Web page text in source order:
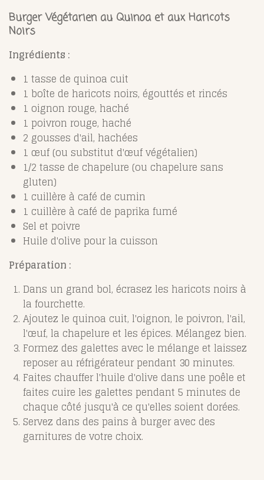
Burger Végétarien au Quinoa et aux Haricots
Noirs
Ingrédients :
1 tasse de quinoa cuit
1 boîte de haricots noirs, égouttés et rincés
1 oignon rouge, haché
1 poivron rouge, haché
2 gousses d'ail, hachées
1 œuf (ou substitut d'œuf végétalien)
1/2 tasse de chapelure (ou chapelure sans
gluten)
1 cuillère à café de cumin
1 cuillère à café de paprika fumé
Sel et poivre
Huile d'olive pour la cuisson
Préparation :
Dans un grand bol, écrasez les haricots noirs à
la fourchette.
Ajoutez le quinoa cuit, l'oignon, le poivron, l'ail,
l'œuf, la chapelure et les épices. Mélangez bien.
Formez des galettes avec le mélange et laissez
reposer au réfrigérateur pendant 30 minutes.
Faites chauffer l'huile d'olive dans une poêle et
faites cuire les galettes pendant 5 minutes de
chaque côté jusqu'à ce qu'elles soient dorées.
Servez dans des pains à burger avec des
garnitures de votre choix.